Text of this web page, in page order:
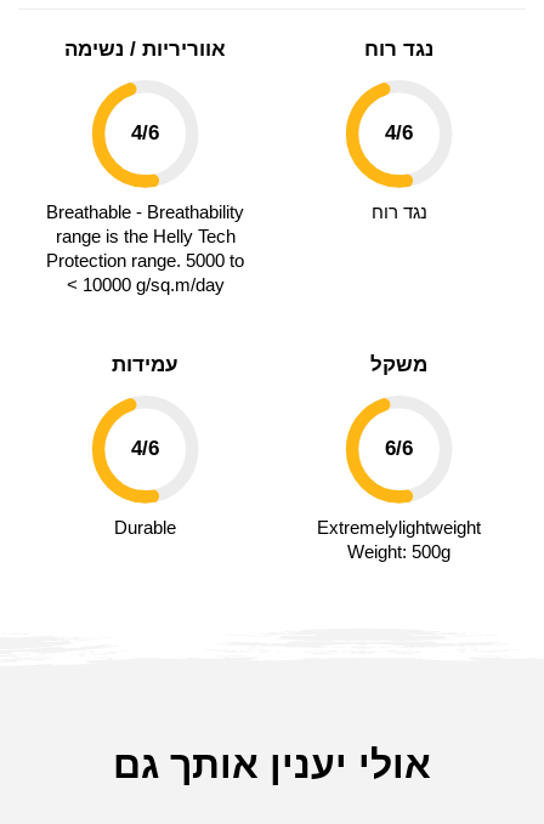
נגד רוח
4/6
נגד רוח
אווריריות / נשימה
4/6
Breathable - Breathability
range is the Helly Tech
Protection range. 5000 to
< 10000 g/sq.m/day
משקל
6/6
Extremelylightweight
Weight: 500g
עמידות
4/6
Durable
אולי יענין אותך גם